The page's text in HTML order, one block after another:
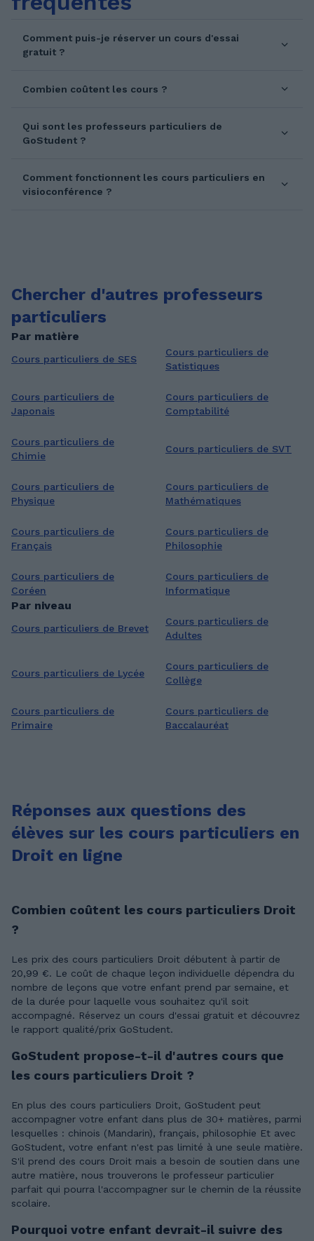
Comment puis-je réserver un cours d'essai
gratuit ?
Combien coûtent les cours ?
Qui sont les professeurs particuliers de
GoStudent ?
Comment fonctionnent les cours particuliers en
visioconférence ?
Chercher d'autres professeurs
particuliers
Par matière
Cours particuliers de SES
Cours particuliers de
Satistiques
Cours particuliers de
Japonais
Cours particuliers de
Comptabilité
Cours particuliers de
Chimie
Cours particuliers de SVT
Cours particuliers de
Physique
Cours particuliers de
Mathématiques
Cours particuliers de
Français
Cours particuliers de
Philosophie
Cours particuliers de
Coréen
Cours particuliers de
Informatique
Par niveau
Cours particuliers de Brevet
Cours particuliers de
Adultes
Cours particuliers de Lycée
Cours particuliers de
Collège
Cours particuliers de
Primaire
Cours particuliers de
Baccalauréat
Réponses aux questions des
élèves sur les cours particuliers en
Droit en ligne
Combien coûtent les cours particuliers Droit
?
Les prix des cours particuliers Droit débutent à partir de
20,99 €. Le coût de chaque leçon individuelle dépendra du
nombre de leçons que votre enfant prend par semaine, et
de la durée pour laquelle vous souhaitez qu'il soit
accompagné. Réservez un cours d'essai gratuit et découvrez
le rapport qualité/prix GoStudent.
GoStudent propose-t-il d'autres cours que
les cours particuliers Droit ?
En plus des cours particuliers Droit, GoStudent peut
accompagner votre enfant dans plus de 30+ matières, parmi
lesquelles : chinois (Mandarin), français, philosophie Et avec
GoStudent, votre enfant n'est pas limité à une seule matière.
S'il prend des cours Droit mais a besoin de soutien dans une
autre matière, nous trouverons le professeur particulier
parfait qui pourra l'accompagner sur le chemin de la réussite
scolaire.
Pourquoi votre enfant devrait-il suivre des